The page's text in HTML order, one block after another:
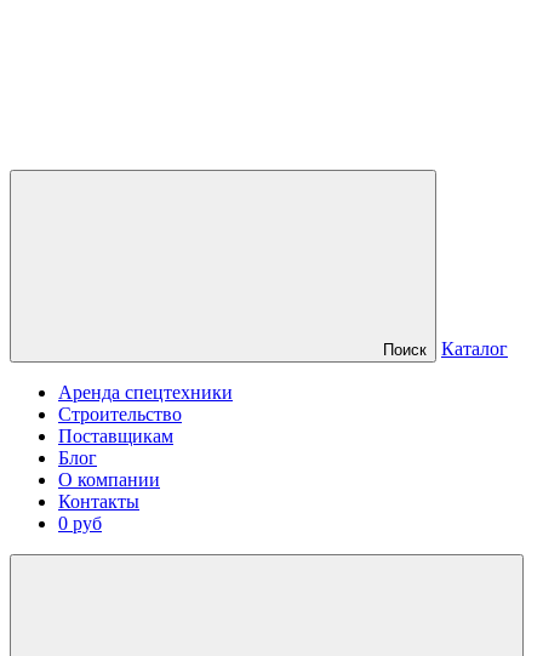
Поиск Каталог
Аренда спецтехники
Строительство
Поставщикам
Блог
О компании
Контакты
0 руб